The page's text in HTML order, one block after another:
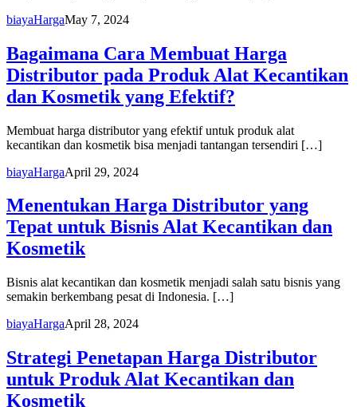
biayaHargaMay 7, 2024
Bagaimana Cara Membuat Harga
Distributor pada Produk Alat Kecantikan
dan Kosmetik yang Efektif?
Membuat harga distributor yang efektif untuk produk alat
kecantikan dan kosmetik bisa menjadi tantangan tersendiri […]
biayaHargaApril 29, 2024
Menentukan Harga Distributor yang
Tepat untuk Bisnis Alat Kecantikan dan
Kosmetik
Bisnis alat kecantikan dan kosmetik menjadi salah satu bisnis yang
semakin berkembang pesat di Indonesia. […]
biayaHargaApril 28, 2024
Strategi Penetapan Harga Distributor
untuk Produk Alat Kecantikan dan
Kosmetik